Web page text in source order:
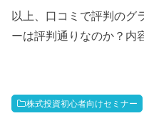
以上、口コミで評判のグ
ーは評判通りなのか？内
株式投資初心者向けセミナー